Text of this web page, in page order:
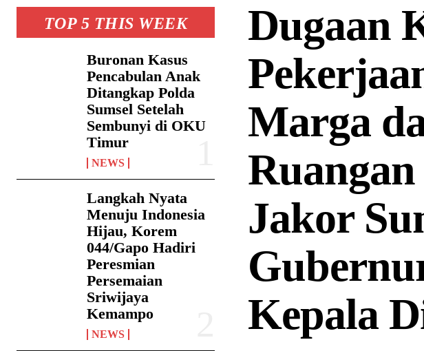
TOP 5 THIS WEEK
Buronan Kasus
Pencabulan Anak
Ditangkap Polda
Sumsel Setelah
Sembunyi di OKU
Timur
NEWS
Langkah Nyata
Menuju Indonesia
Hijau, Korem
044/Gapo Hadiri
Peresmian
Persemaian
Sriwijaya
Kemampo
NEWS
Dugaan
Marga
Jakor
Kepala